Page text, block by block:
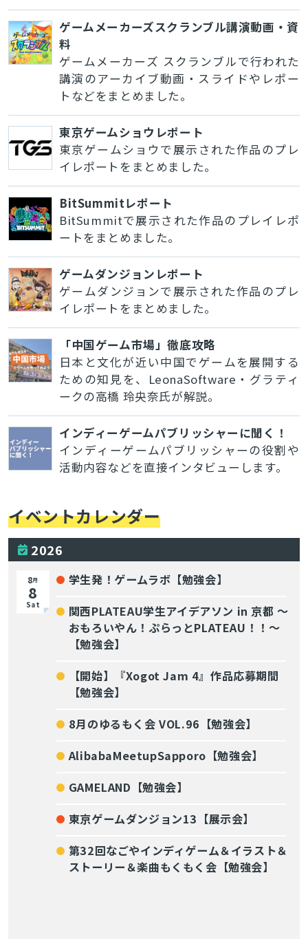
ゲームメーカーズスクランブル講演動画・資
料
ゲームメーカーズ スクランブルで行われた
講演のアーカイブ動画・スライドやレポー
トなどをまとめました。
東京ゲームショウレポート
東京ゲームショウで展示された作品のプレ
イレポートをまとめました。
BitSummitレポート
BitSummitで展示された作品のプレイレポ
ートをまとめました。
ゲームダンジョンレポート
ゲームダンジョンで展示された作品のプレ
イレポートをまとめました。
「中国ゲーム市場」徹底攻略
日本と文化が近い中国でゲームを展開する
ための知見を、LeonaSoftware・グラティ
ークの高橋 玲央奈氏が解説。
インディーゲームパブリッシャーに聞く！
インディーゲームパブリッシャーの役割や
活動内容などを直接インタビューします。
イベントカレンダー
2026
8月
8
Sat
学生発！ゲームラボ【勉強会】
関西PLATEAU学生アイデアソン in 京都 〜
おもろいやん！ぷらっとPLATEAU！！〜
【勉強会】
【開始】『Xogot Jam 4』作品応募期間
【勉強会】
8月のゆるもく会 VOL.96【勉強会】
AlibabaMeetupSapporo【勉強会】
GAMELAND【勉強会】
東京ゲームダンジョン13【展示会】
第32回なごやインディゲーム＆イラスト＆
ストーリー＆楽曲もくもく会【勉強会】